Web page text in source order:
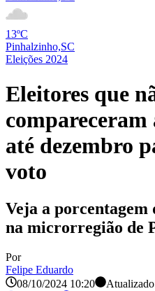
13ºC
Pinhalzinho,SC
Eleições 2024
Eleitores que
compareceram
até dezembro
voto
Veja a porcentagem
na microrregião de
Por
Felipe Eduardo
08/10/2024 10:20